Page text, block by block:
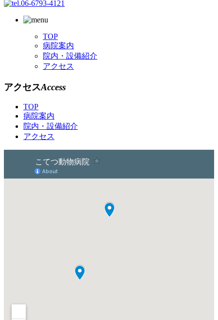
TOP
病院案内
院内・設備紹介
アクセス
アクセスAccess
TOP
病院案内
院内・設備紹介
アクセス